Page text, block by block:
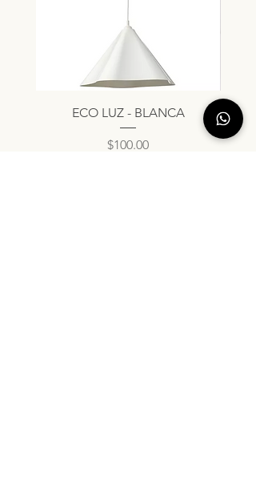
ECO LUZ - BLANCA
Precio
$100.00